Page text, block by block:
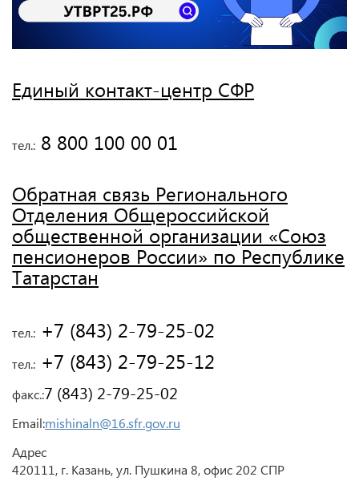
Единый контакт-центр СФР
тел.: 8 800 100 00 01
Обратная связь Регионального
Отделения Общероссийской
общественной организации «Союз
пенсионеров России» по Республике
Татарстан
тел.: +7 (843) 2-79-25-02
тел.: +7 (843) 2-79-25-12
факс.:7 (843) 2-79-25-02
Email:mishinaln@16.sfr.gov.ru
Адрес
420111, г. Казань, ул. Пушкина 8, офис 202 СПР